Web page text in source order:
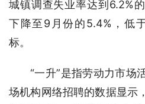
城镇调查失业率达到6.2%
下降至9月份的5.4%，低
标。
“一升”是指劳动力市场
场机构网络招聘的数据显示